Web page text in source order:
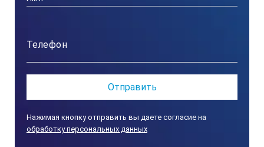
Нажимая кнопку отправить вы даете согласие на
обработку персональных данных